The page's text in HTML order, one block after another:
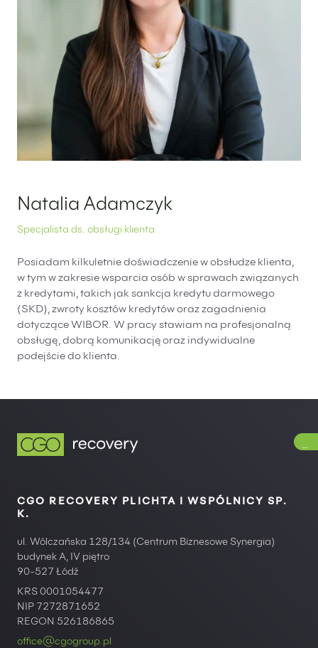
Natalia Adamczyk
Specjalista ds. obsługi klienta
Posiadam kilkuletnie doświadczenie w obsłudze klienta,
w tym w zakresie wsparcia osób w sprawach związanych
z kredytami, takich jak sankcja kredytu darmowego
(SKD), zwroty kosztów kredytów oraz zagadnienia
dotyczące WIBOR. W pracy stawiam na profesjonalną
obsługę, dobrą komunikację oraz indywidualne
podejście do klienta.
CGO RECOVERY PLICHTA I WSPÓLNICY SP.
K.
ul. Wólczańska 128/134 (Centrum Biznesowe Synergia)
budynek A, IV piętro
90-527 Łódź
KRS 0001054477
NIP 7272871652
REGON 526186865
office@cgogroup.pl